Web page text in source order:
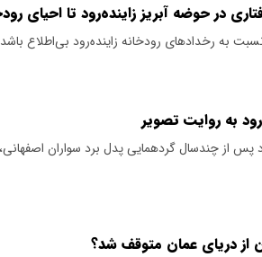
در حوضه آبریز زاینده‌رود تا احیای
به رخدادهای رودخانه زاینده‌رود بی‌اطلاع باشد
به روایت تصویر
از دریای عمان متوقف شد؟